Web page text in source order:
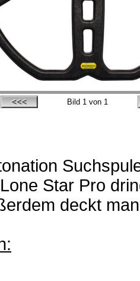
Bild 1 von 1
Star Pro
deckt